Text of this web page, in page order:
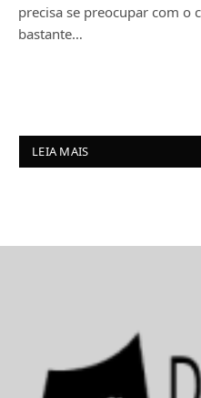
precisa se preocupar com o
bastante…
LEIA MAIS